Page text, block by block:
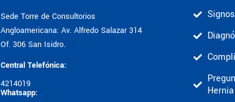
Sede Torre de Consultorios
Angloamericana: Av. Alfredo Salazar 314
Of. 306 San Isidro.
Central Telefónica:
4214019
Whatsapp:
Hernia